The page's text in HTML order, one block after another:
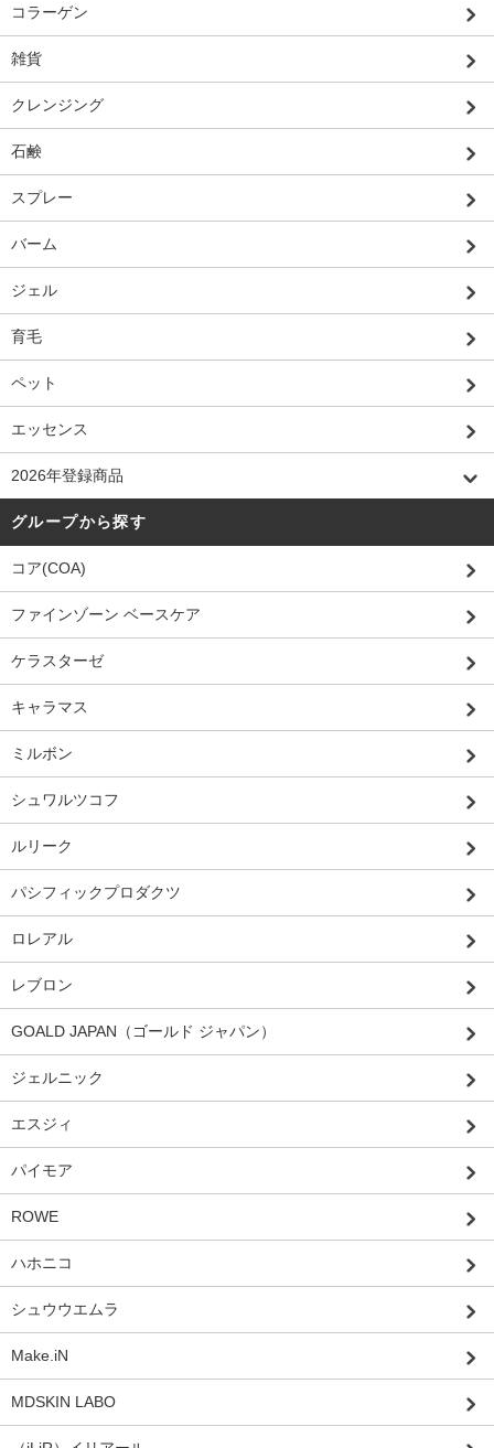
コラーゲン
雑貨
クレンジング
石鹸
スプレー
バーム
ジェル
育毛
ペット
エッセンス
2026年登録商品
グループから探す
コア(COA)
ファインゾーン ベースケア
ケラスターゼ
キャラマス
ミルボン
シュワルツコフ
ルリーク
パシフィックプロダクツ
ロレアル
レブロン
GOALD JAPAN（ゴールド ジャパン）
ジェルニック
エスジィ
パイモア
ROWE
ハホニコ
シュウウエムラ
Make.iN
MDSKIN LABO